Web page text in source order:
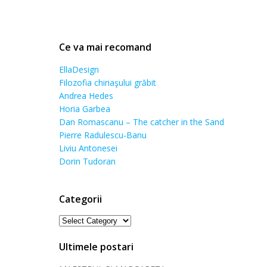
Ce va mai recomand
EllaDesign
Filozofia chiriaşului grăbit
Andrea Hedes
Horia Garbea
Dan Romascanu – The catcher in the Sand
Pierre Radulescu-Banu
Liviu Antonesei
Dorin Tudoran
Categorii
Categorii
Ultimele postari